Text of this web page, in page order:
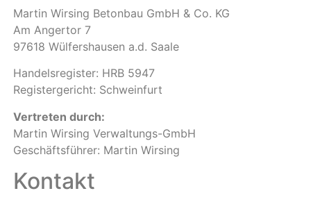
Martin Wirsing Betonbau GmbH & Co. KG
Am Angertor 7
97618 Wülfershausen a.d. Saale
Handelsregister: HRB 5947
Registergericht: Schweinfurt
Vertreten durch:
Martin Wirsing Verwaltungs-GmbH
Geschäftsführer: Martin Wirsing
Kontakt